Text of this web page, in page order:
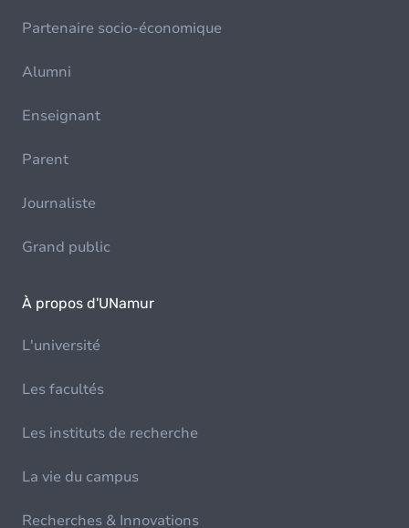
Partenaire socio-économique
Alumni
Enseignant
Parent
Journaliste
Grand public
À propos d'UNamur
L'université
Les facultés
Les instituts de recherche
La vie du campus
Recherches & Innovations